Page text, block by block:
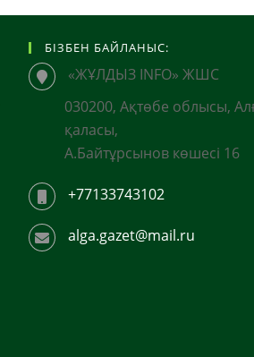
БІЗБЕН БАЙЛАНЫС:
«ЖҰЛДЫЗ INFO» ЖШС
030200, Ақтөбе облысы,
қаласы,
А.Байтұрсынов көшесі 16
+77133743102
alga.gazet@mail.ru